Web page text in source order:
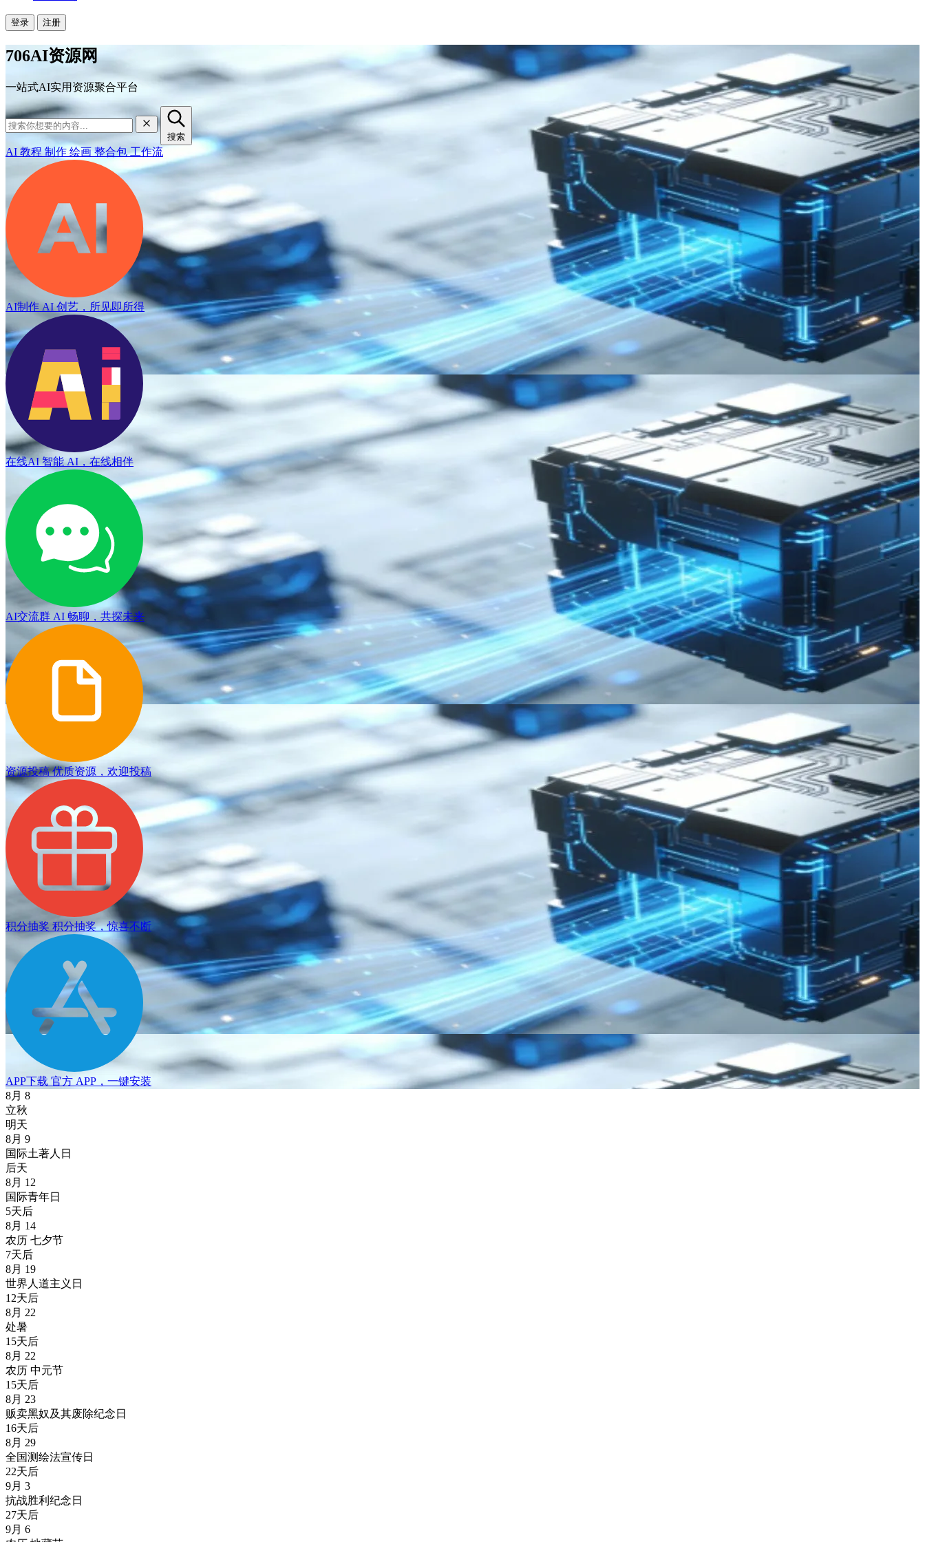
登录 注册
706AI资源网
一站式AI实用资源聚合平台
搜索
AI 教程 制作 绘画整合包工作流
AI制作 AI 创艺，所见即所得
在线AI 智能 AI，在线相伴
AI交流群 AI 畅聊，共探未来
资源投稿 优质资源，欢迎投稿
积分抽奖 积分抽奖，惊喜不断
APP下载 官方 APP，一键安装
8月 8
立秋
明天
8月 9
国际土著人日
后天
8月 12
国际青年日
5天后
8月 14
农历 七夕节
7天后
8月 19
世界人道主义日
12天后
8月 22
处暑
15天后
8月 22
农历 中元节
15天后
8月 23
贩卖黑奴及其废除纪念日
16天后
8月 29
全国测绘法宣传日
22天后
9月 3
抗战胜利纪念日
27天后
9月 6